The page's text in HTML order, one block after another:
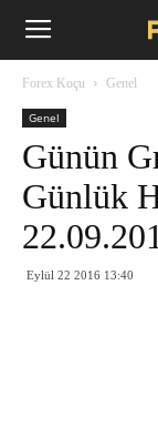
Forex
Forex Koçu Genel
Genel
Günün
Günlük
Eylül 22 2016 13:40